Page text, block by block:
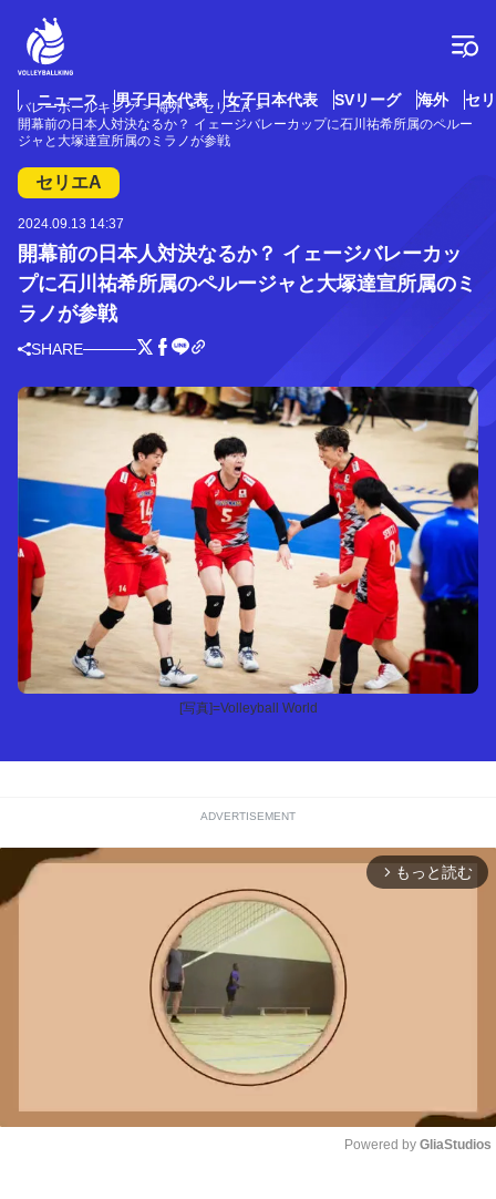
ニュース 男子日本代表 女子日本代表 SVリーグ 海外 セ
バレーボールキング 海外
セリエA
開幕前の日本人対決なるか？ イェージバレーカップに石川祐希所属のペルー
ジャと大塚達宣所属のミラノが参戦
セリエA
2024.09.13 14:37
開幕前の日本人対決なるか？ イェージバレーカッ
プに石川祐希所属のペルージャと大塚達宣所属のミ
ラノが参戦
SHARE
[写真]=Volleyball World
ADVERTISEMENT
arrow_forward_ios もっと読む
Powered by GliaStudios